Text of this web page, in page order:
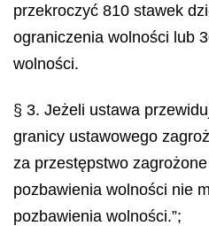
przekroczyć 810 stawek
ograniczenia wolności lub
wolności.
§ 3. Jeżeli ustawa
granicy ustawowego
za przestępstwo
pozbawienia wolności nie
pozbawienia wolności.”;